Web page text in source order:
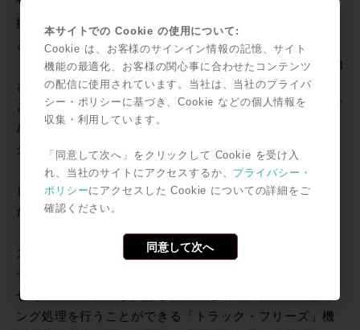
拡張、プロジェクトの増加、ローカルへの保存等が可能
となります。
・Pro Tools | First 12.8には、サウンドベース機能も追加
され、ループ素材をよりインテリジェントに管理するこ
とが可能となり、合わせてそれに対応した500 MBサンプ
ル・ライブラリーも付属します。これにより、プロジェ
クトに最適なビート、グルーヴ、スタイルそしてサウン
ドを、数多くのオーディオ素材の中から素早く見つけ出
し、使用することが、より簡単に行えるようになりまし
た。
・Pro Tools | First12.8では、新たに「トラック・フリー
ズ」機能も追加されたので、コラボレーターが、同じプ
ラグインを持っているかどうかを心配する必要もありま
せん。エフェクトが実行されているトラックのレンダリ
ング処理を行うことができる「トラック・フリーズ」機
本サイトでの Cookie の使用について:
Cookie は、お客様のサインイン情報の記憶、サイト
機能の最適化、お客様の関心事に合わせたコンテンツ
の配信に使用されています。当社は、当社のプライバ
シー・ポリシーに基づき、Cookie などの個人情報を
収集・利用しています。
「同意して次へ」をクリックして Cookie を受け入
れ、当社のサイトにアクセスするか、 プライバシー・
ポリシーにアクセスした Cookie についての詳細をご
確認ください。
同意して次へ